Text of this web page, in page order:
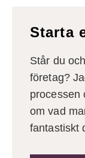
Starta
Står du
företag?
processen
om vad
fantastiskt